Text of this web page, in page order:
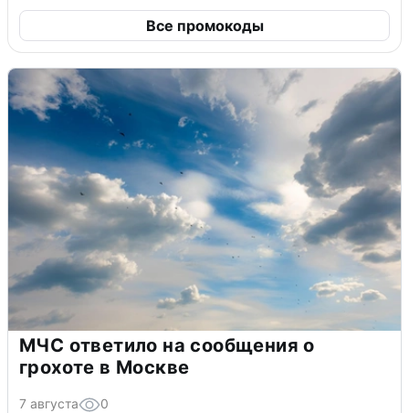
Все промокоды
МЧС ответило на сообщения о
грохоте в Москве
7 августа 0